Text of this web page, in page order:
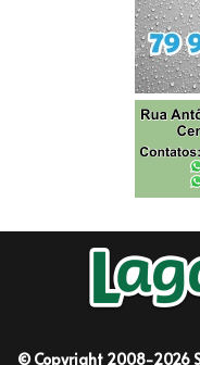
© Copyright 2008-2026